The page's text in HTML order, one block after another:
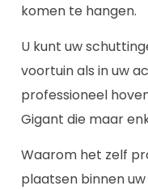
komen te hangen.
U kunt uw
voortuin als in uw
professioneel
Gigant die maar
Waarom het zelf
plaatsen binnen